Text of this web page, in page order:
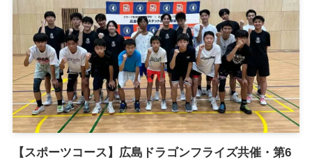
【スポーツコース】広島ドラゴンフライズ共催・第6